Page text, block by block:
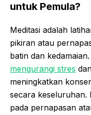
untuk Pemula?
Meditasi adalah
pikiran atau
batin dan
mengurangi stres
meningkatkan
secara keseluruhan.
pada pernapasan